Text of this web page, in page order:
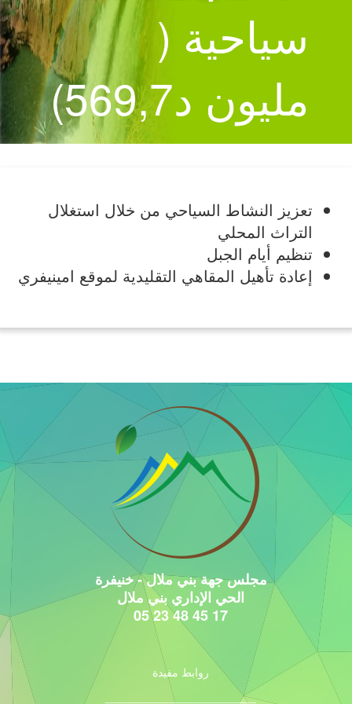
سياحية (
مليون د569,7)
تعزيز النشاط السياحي من خلال استغلال
التراث المحلي
تنظيم أيام الجبل
إعادة تأهيل المقاهي التقليدية لموقع امينيفري
مجلس جهة بني ملال - خنيفرة
الحي الإداري بني ملال
17 45 48 23 05
روابط مفيدة
________________________